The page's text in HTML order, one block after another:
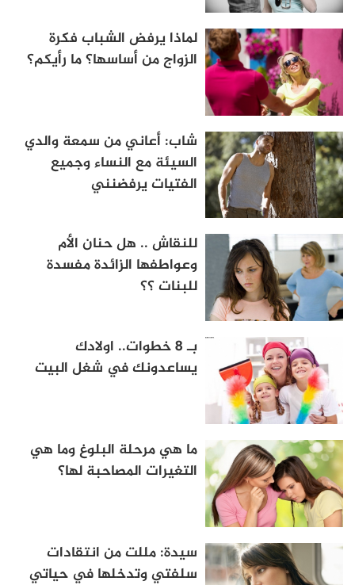
لماذا يرفض الشباب فكرة
الزواج من أساسها؟ ما رأيكم؟
شاب: أعاني من سمعة والدي
السيئة مع النساء وجميع
الفتيات يرفضنني
للنقاش .. هل حنان الأم
وعواطفها الزائدة مفسدة
للبنات ؟؟
بـ 8 خطوات.. اولادك
يساعدونك في شغل البيت
ما هي مرحلة البلوغ وما هي
التغيرات المصاحبة لها؟
سيدة: مللت من انتقادات
سلفتي وتدخلها في حياتي